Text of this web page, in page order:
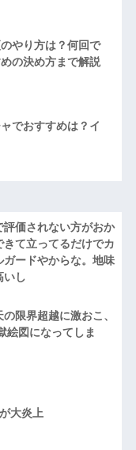
やり方は？何回で
の決め方まで解説
でおすすめは？イ
評価されない方がおか
きて立ってるだけでカ
ードやからな。地味
いし
限界超越に激おこ、
絵図になってしま
大炎上